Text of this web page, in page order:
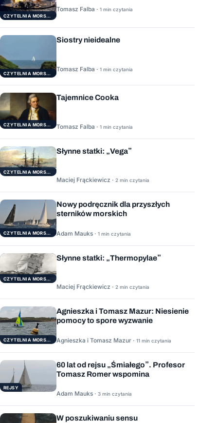
CZYTELNIA MORSKA
Tomasz Falba · 1 min czytania
CZYTELNIA MORSKA
Siostry nieidealne
Tomasz Falba · 1 min czytania
CZYTELNIA MORSKA
Tajemnice Cooka
Tomasz Falba · 1 min czytania
CZYTELNIA MORSKA
Słynne statki: „Vega”
Maciej Frąckiewicz · 2 min czytania
CZYTELNIA MORSKA
Nowy podręcznik dla przyszłych
sterników morskich
Adam Mauks · 1 min czytania
CZYTELNIA MORSKA
Słynne statki: „Thermopylae”
Maciej Frąckiewicz · 2 min czytania
CZYTELNIA MORSKA
Agnieszka i Tomasz Mazur: Niesienie
pomocy to spore wyzwanie
Agnieszka i Tomasz Mazur · 11 min czytania
REJSY
60 lat od rejsu „Śmiałego”. Profesor
Tomasz Romer wspomina
Adam Mauks · 3 min czytania
W poszukiwaniu sensu